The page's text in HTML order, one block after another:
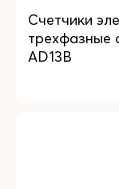
Счетчики
трехфазные
AD13B